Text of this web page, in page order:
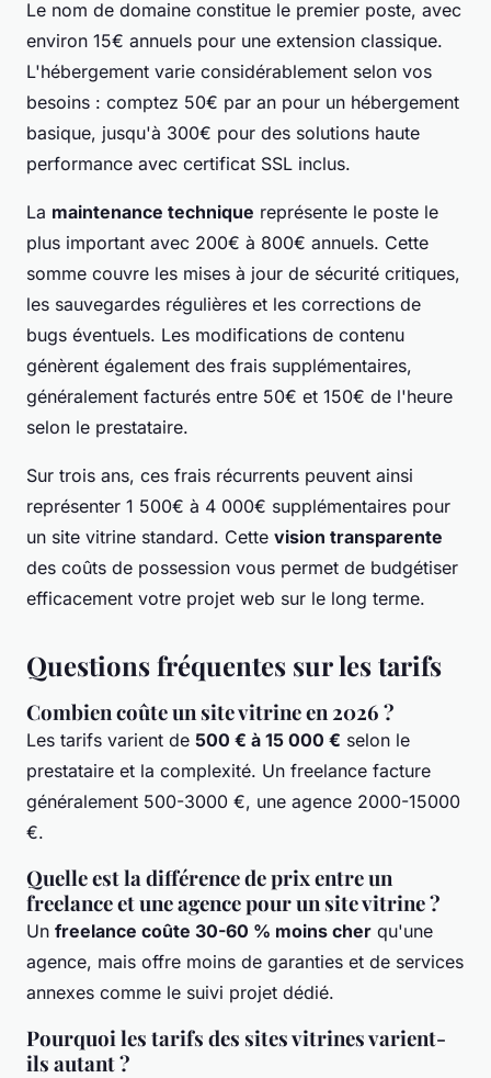
Le nom de domaine constitue le premier poste, avec
environ 15€ annuels pour une extension classique.
L'hébergement varie considérablement selon vos
besoins : comptez 50€ par an pour un hébergement
basique, jusqu'à 300€ pour des solutions haute
performance avec certificat SSL inclus.
La maintenance technique représente le poste le
plus important avec 200€ à 800€ annuels. Cette
somme couvre les mises à jour de sécurité critiques,
les sauvegardes régulières et les corrections de
bugs éventuels. Les modifications de contenu
génèrent également des frais supplémentaires,
généralement facturés entre 50€ et 150€ de l'heure
selon le prestataire.
Sur trois ans, ces frais récurrents peuvent ainsi
représenter 1 500€ à 4 000€ supplémentaires pour
un site vitrine standard. Cette vision transparente
des coûts de possession vous permet de budgétiser
efficacement votre projet web sur le long terme.
Questions fréquentes sur les tarifs
Combien coûte un site vitrine en 2026 ?
Les tarifs varient de 500 € à 15 000 € selon le
prestataire et la complexité. Un freelance facture
généralement 500-3000 €, une agence 2000-15000
€.
Quelle est la différence de prix entre un
freelance et une agence pour un site vitrine ?
Un freelance coûte 30-60 % moins cher qu'une
agence, mais offre moins de garanties et de services
annexes comme le suivi projet dédié.
Pourquoi les tarifs des sites vitrines varient-
ils autant ?